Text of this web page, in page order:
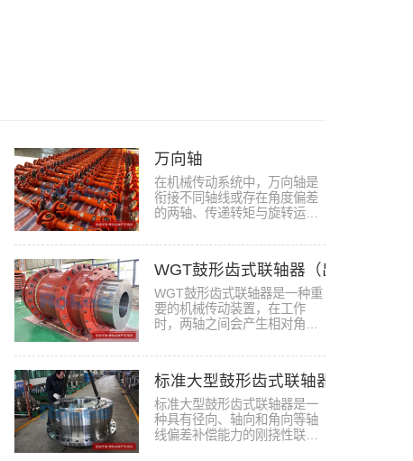
万向轴
在机械传动系统中，万向轴是
衔接不同轴线或存在角度偏差
的两轴、传递转矩与旋转运动
WGT鼓形齿式联轴器（出口）
WGT鼓形齿式联轴器是一种重
要的机械传动装置，在工作
时，两轴之间会产生相对角位
标准大型鼓形齿式联轴器
标准大型鼓形齿式联轴器是一
种具有径向、轴向和角向等轴
线偏差补偿能力的刚挠性联轴